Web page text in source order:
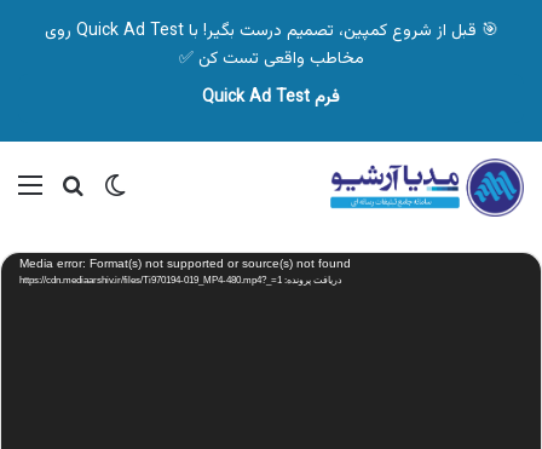
🎯 قبل از شروع کمپین، تصمیم درست بگیر! با Quick Ad Test روی
مخاطب واقعی تست کن ✅
فرم Quick Ad Test
تغییر پوسته
نمایشگر
ویدیو Media error: Format(s) not supported or source(s) not found
دریافت پرونده: https://cdn.mediaarshiv.ir/files/Ti970194-019_MP4-480.mp4?_=1